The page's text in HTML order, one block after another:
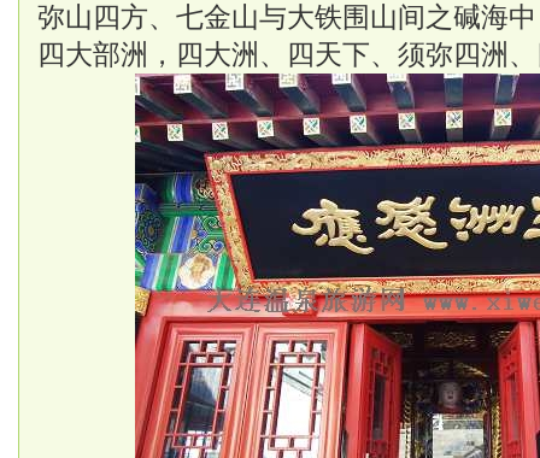
弥山四方、七金山与大铁围山间之碱海
四大部洲，四大洲、四天下、须弥四洲